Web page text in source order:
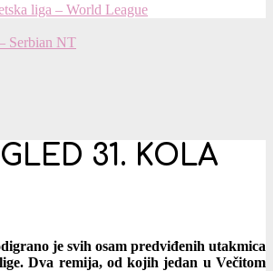
liga – World League
Serbian NT
31. KOLA
je svih osam predviđenih utakmica
Dva remija, od kojih jedan u Večitom